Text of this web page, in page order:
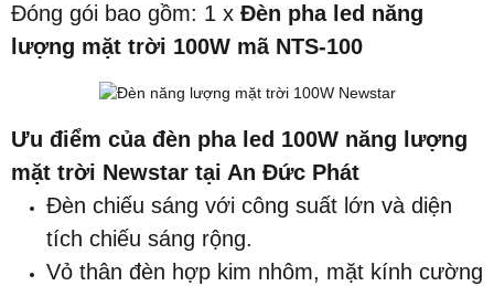
​Đóng gói bao gồm: 1 x Đèn pha led năng
lượng mặt trời 100W mã NTS-100
Ưu điểm của đèn pha led 100W năng lượng
mặt trời Newstar tại An Đức Phát
Đèn chiếu sáng với công suất lớn và diện
tích chiếu sáng rộng.
Vỏ thân đèn hợp kim nhôm, mặt kính cường